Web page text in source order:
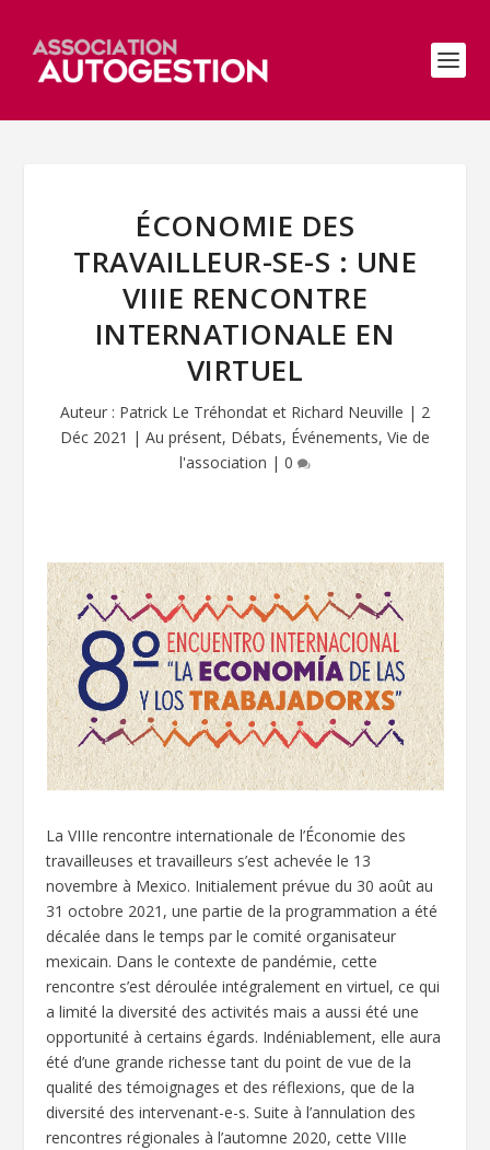
ÉCONOMIE DES
TRAVAILLEUR-SE-S : UNE
VIIIE RENCONTRE
INTERNATIONALE EN
VIRTUEL
Auteur : Patrick Le Tréhondat et Richard Neuville | 2
Déc 2021 | Au présent, Débats, Événements, Vie de
l'association | 0
La VIIIe rencontre internationale de l’Économie des
travailleuses et travailleurs s’est achevée le 13
novembre à Mexico. Initialement prévue du 30 août au
31 octobre 2021, une partie de la programmation a été
décalée dans le temps par le comité organisateur
mexicain. Dans le contexte de pandémie, cette
rencontre s’est déroulée intégralement en virtuel, ce qui
a limité la diversité des activités mais a aussi été une
opportunité à certains égards. Indéniablement, elle aura
été d’une grande richesse tant du point de vue de la
qualité des témoignages et des réflexions, que de la
diversité des intervenant-e-s. Suite à l’annulation des
rencontres régionales à l’automne 2020, cette VIIIe